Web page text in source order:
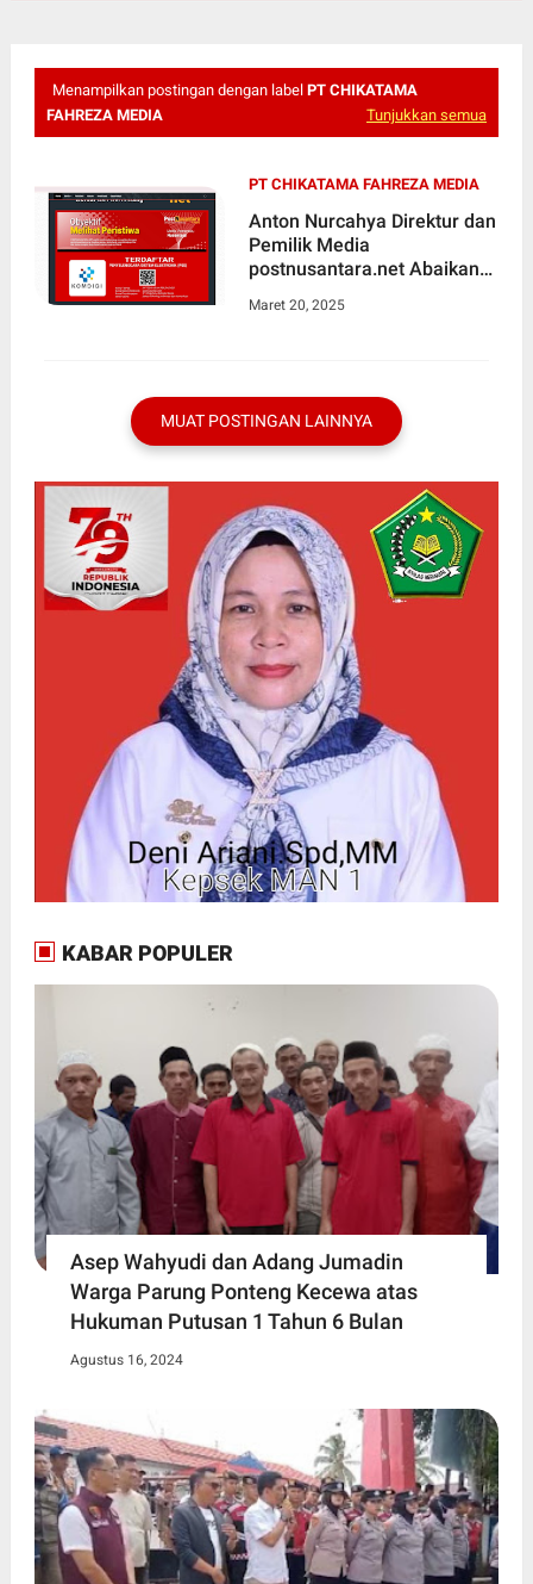
Menampilkan postingan dengan label PT CHIKATAMA
FAHREZA MEDIA
Tunjukkan semua
PT CHIKATAMA FAHREZA MEDIA
Anton Nurcahya Direktur dan
Pemilik Media
postnusantara.net Abaikan
Maret 20, 2025
MUAT POSTINGAN LAINNYA
KABAR POPULER
Asep Wahyudi dan Adang Jumadin
Warga Parung Ponteng Kecewa atas
Hukuman Putusan 1 Tahun 6 Bulan
Agustus 16, 2024